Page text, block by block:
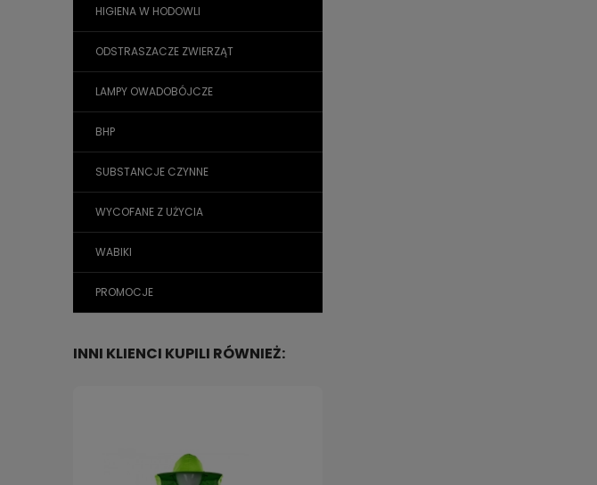
HIGIENA W HODOWLI
ODSTRASZACZE ZWIERZĄT
LAMPY OWADOBÓJCZE
BHP
SUBSTANCJE CZYNNE
WYCOFANE Z UŻYCIA
WABIKI
PROMOCJE
INNI KLIENCI KUPILI RÓWNIEŻ: